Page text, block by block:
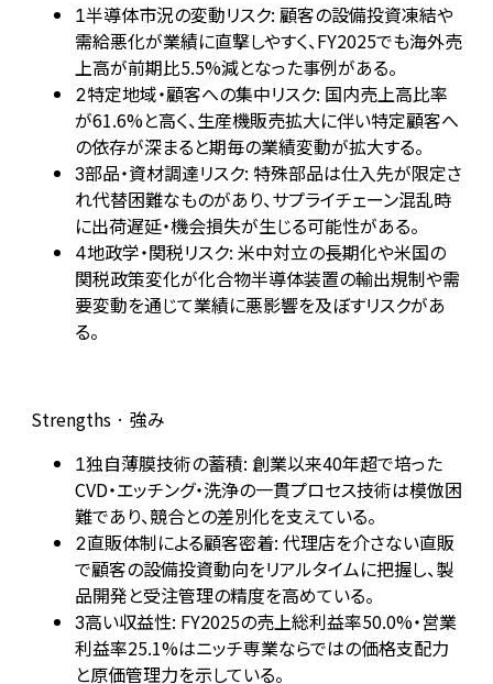
1半導体市況の変動リスク: 顧客の設備投資凍結や
需給悪化が業績に直撃しやすく、FY2025でも海外売
上高が前期比5.5%減となった事例がある。
2特定地域・顧客への集中リスク: 国内売上高比率
が61.6%と高く、生産機販売拡大に伴い特定顧客へ
の依存が深まると期毎の業績変動が拡大する。
3部品・資材調達リスク: 特殊部品は仕入先が限定さ
れ代替困難なものがあり、サプライチェーン混乱時
に出荷遅延・機会損失が生じる可能性がある。
4地政学・関税リスク: 米中対立の長期化や米国の
関税政策変化が化合物半導体装置の輸出規制や需
要変動を通じて業績に悪影響を及ぼすリスクがあ
る。
Strengths · 強み
1独自薄膜技術の蓄積: 創業以来40年超で培った
CVD・エッチング・洗浄の一貫プロセス技術は模倣困
難であり、競合との差別化を支えている。
2直販体制による顧客密着: 代理店を介さない直販
で顧客の設備投資動向をリアルタイムに把握し、製
品開発と受注管理の精度を高めている。
3高い収益性: FY2025の売上総利益率50.0%・営業
利益率25.1%はニッチ専業ならではの価格支配力
と原価管理力を示している。